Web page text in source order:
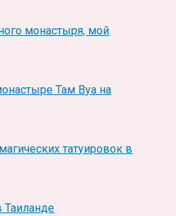
монастыря, мой
Там Вуа на
татуировок в
Таиланде